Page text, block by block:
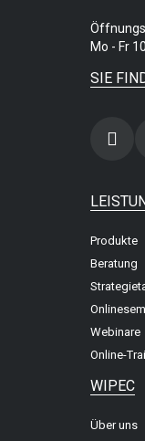
Mo - Fr
SIE
Produkte
Beratung
Webinare
Online-
WIPEC
Über uns